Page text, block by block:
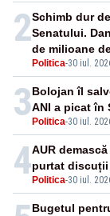
2
Politica-30 iul.
Schimb dur
Senatului.
de milioane
3 Politica-30 iul.
Bolojan îl
ANI a picat în
4 Politica-30 iul.
AUR
purtat
Bugetul